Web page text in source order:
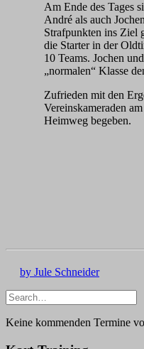
Am Ende des Tages
André als auch
Strafpunkten ins Ziel
die Starter in der
10 Teams. Jochen
„normalen“ Klasse
Zufrieden mit den
Vereinskameraden
Heimweg begeben.
by Jule Schneider
Keine kommenden Termine